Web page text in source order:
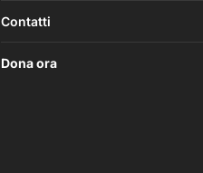
Contatti
Dona ora